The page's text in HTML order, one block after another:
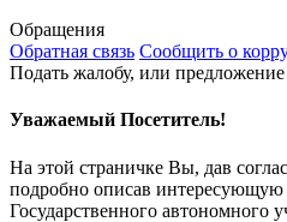
Обращения
Обратная связь Сообщить о
Подать жалобу, или предложение
Уважаемый Посетитель!
На этой страничке Вы, дав
подробно описав
Государственного автономного